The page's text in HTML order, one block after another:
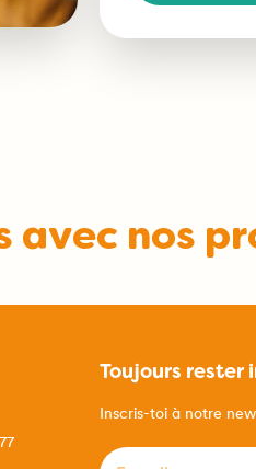
avec nos
Toujours rester
Inscris-toi à notre
E-mail